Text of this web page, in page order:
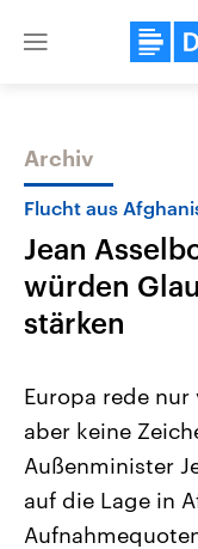
Close
Themen
2026
Alle Informationen
Sachsen-Anhalt
September 2026
Landtag. Seit 2021
Bundesland von
Archiv
Flucht aus
Jean
würden
stärken
Europa rede
aber keine
Außenminister
auf die Lage in